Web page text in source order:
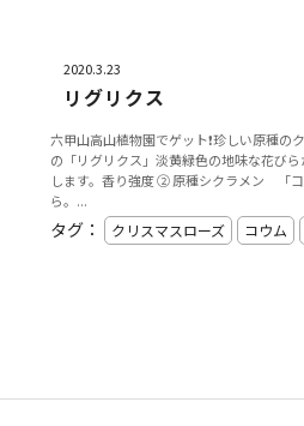
2020.3.23
リグリクス
六甲山高山植物園でゲット❗️珍しい原種の
の「リグリクス」淡黄緑色の地味な花び
します。香り強度 ② 原種シクラメン 「
ら。...
タグ： クリスマスローズ コウム